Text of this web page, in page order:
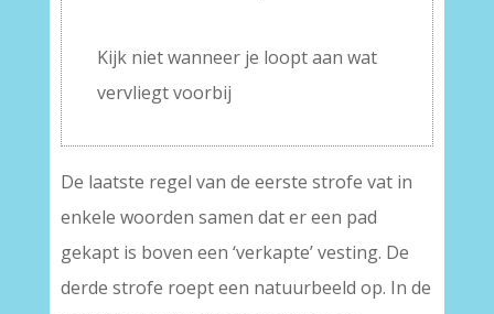
Kijk niet wanneer je loopt aan wat
vervliegt voorbij
De laatste regel van de eerste strofe vat in
enkele woorden samen dat er een pad
gekapt is boven een ‘verkapte’ vesting. De
derde strofe roept een natuurbeeld op. In de